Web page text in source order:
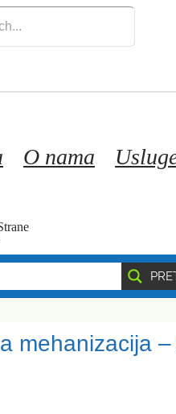
O nama
mehanizacija –